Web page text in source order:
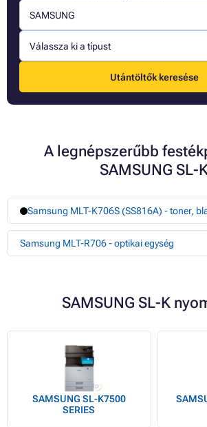
SAMSUNG
Válassza ki a típust
Utántöltők keresése
A legnépszerűbb
SAMSUNG SL-
Samsung MLT-K706S (SS816A) - toner,
Samsung MLT-R706 - optikai egység
SAMSUNG SL-K
SAMSUNG SL-K7500
SERIES